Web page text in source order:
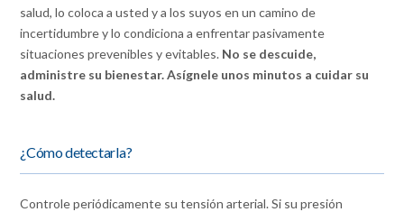
salud, lo coloca a usted y a los suyos en un camino de
incertidumbre y lo condiciona a enfrentar pasivamente
situaciones prevenibles y evitables. No se descuide,
administre su bienestar. Asígnele unos minutos a cuidar su
salud.
¿Cómo detectarla?
Controle periódicamente su tensión arterial. Si su presión